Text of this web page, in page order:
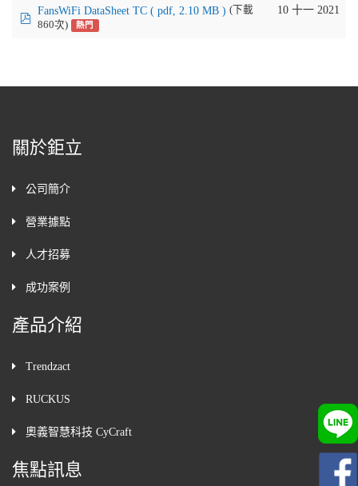
pdfFansWiFi DataSheet TC ( pdf, 2.10 MB ) (下載
860次)
熱門
10 十一 2021
關於鉅立
公司簡介
營業據點
人才招募
成功案例
產品介紹
Trendzact
RUCKUS
奧義智慧科技 CyCraft
焦點訊息